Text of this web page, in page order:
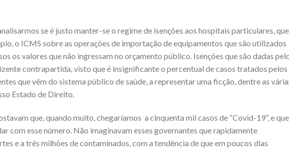
se é justo manter-se o regime de isenções aos hospitais particulares, que
o ICMS sobre as operações de importação de equipamentos que são utilizados
os valores que não ingressam no orçamento público. Isenções que são dadas
contrapartida, visto que é insignificante o percentual de casos tratados pelos
que vêm do sistema público de saúde, a representar uma ficção, dentre as
Estado de Direito.
que, quando muito, chegaríamos a cinquenta mil casos de “Covid-19”, e
com esse número. Não imaginavam esses governantes que rapidamente
e a três milhões de contaminados, com a tendência de que em poucos dias